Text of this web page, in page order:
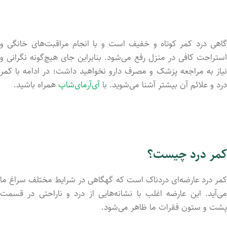
گاهی درد کمر کوتاه‌ و خفیف است و با انجام مراقبت‌های خانگی و
استراحت کافی در منزل رفع می‌شود. بنابراین جای هیچ‌گونه نگرانی و
نیاز به مراجعه پزشک و مصرف دارو نخواهید داشت؛ در ادامه با کمر
درد و علائم آن بیشتر آشنا می‌شوید. باآی‌آر‌مای‌شاپ همراه باشید.
کمر درد چیست؟
کمر درد عارضه‌ای دردناک است که گهگاهی در شرایط مختلف سراغ ما
می‌آید. این عارضه اغلب با نشانه‌هایی از درد و ناراحتی در قسمت
پشت و ستون فقرات ما ظاهر می‌شود.